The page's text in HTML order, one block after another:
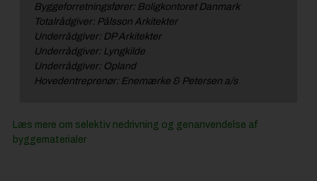
Byggeforretningsfører: Boligkontoret Danmark
Totalrådgiver: Pålsson Arkitekter
Underrådgiver: DP Arkitekter
Underrådgiver: Lyngkilde
Underrådgiver: Opland
Hovedentreprenør: Enemærke & Petersen a/s
Læs mere om selektiv nedrivning og genanvendelse af
byggematerialer